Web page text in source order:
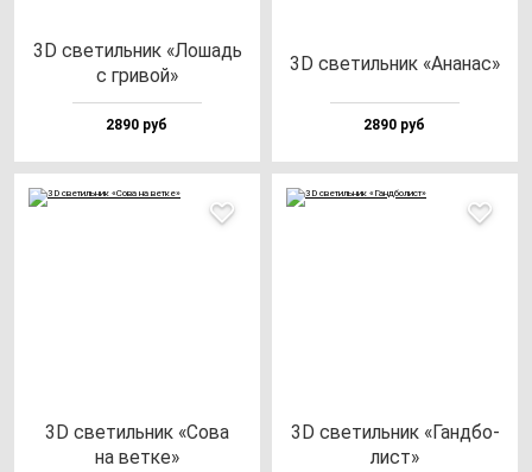
3D све­тиль­ник «Лошадь
с гри­вой»
2890 руб
3D све­тиль­ник «Ана­нас»
2890 руб
3D све­тиль­ник «Сова
на вет­ке»
3D све­тиль­ник «Ган­дбо­
лист»